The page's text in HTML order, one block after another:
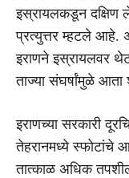
इस्रायलकडून दक्षिण
प्रत्युत्तर म्हटले आहे.
इराणने इस्रायलवर
ताज्या संघर्षांमुळे
इराणच्या सरकारी
तेहरानमध्ये स्फोटांचे
तात्काळ अधिक तपशील